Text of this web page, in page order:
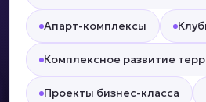
Апарт-комплексы
Комплексное развитие
Проекты бизнес-класса